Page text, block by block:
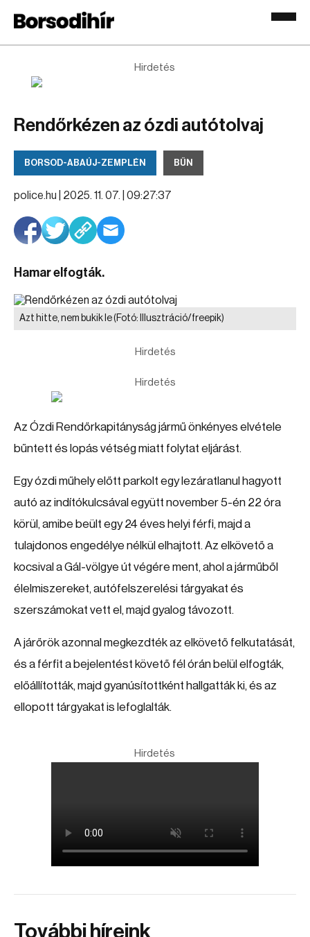
Hirdetés
Rendőrkézen az ózdi autótolvaj
BORSOD-ABAÚJ-ZEMPLÉN BŰN
police.hu | 2025. 11. 07. | 09:27:37
Hamar elfogták.
Azt hitte, nem bukik le(Fotó: Illusztráció/freepik)
Hirdetés
Hirdetés
Az Ózdi Rendőrkapitányság jármű önkényes elvétele
bűntett és lopás vétség miatt folytat eljárást.
Egy ózdi műhely előtt parkolt egy lezáratlanul hagyott
autó az indítókulcsával együtt november 5-én 22 óra
körül, amibe beült egy 24 éves helyi férfi, majd a
tulajdonos engedélye nélkül elhajtott. Az elkövető a
kocsival a Gál-völgye út végére ment, ahol a járműből
élelmiszereket, autófelszerelési tárgyakat és
szerszámokat vett el, majd gyalog távozott.
A járőrök azonnal megkezdték az elkövető felkutatását,
és a férfit a bejelentést követő fél órán belül elfogták,
előállították, majd gyanúsítottként hallgatták ki, és az
ellopott tárgyakat is lefoglalták.
Hirdetés
További híreink